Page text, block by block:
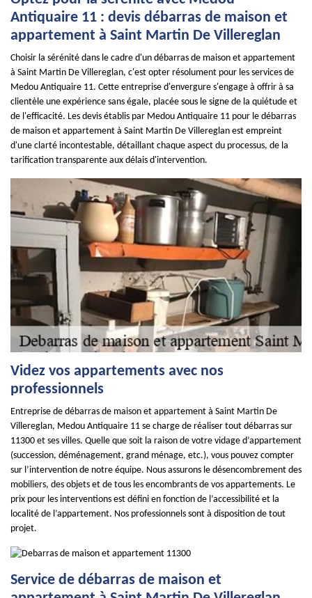
Antiquaire 11 : devis débarras de maison et
appartement à Saint Martin De Villereglan
Choisir la sérénité dans le cadre d'un débarras de maison et appartement
à Saint Martin De Villereglan, c'est opter résolument pour les services de
Medou Antiquaire 11. Cette entreprise d'envergure s'engage à offrir à sa
clientèle une expérience sans égale, placée sous le signe de la quiétude et
de l'efficacité. Les devis établis par Medou Antiquaire 11 pour le débarras
de maison et appartement à Saint Martin De Villereglan est empreint
d'une clarté incontestable, détaillant chaque aspect du processus, de la
tarification transparente aux délais d'intervention.
Videz vos appartements avec nos
professionnels
Entreprise de débarras de maison et appartement à Saint Martin De
Villereglan, Medou Antiquaire 11 se charge de réaliser tout débarras sur
11300 et ses villes. Quelle que soit la raison de votre vidage d’appartement
(succession, déménagement, grand ménage, etc.), vous pouvez compter
sur l’intervention de notre équipe. Nous assurons le désencombrement des
mobiliers, des objets et de tous les encombrants de vos appartements. Le
prix pour les interventions est défini en fonction de l’accessibilité et la
localité de l’appartement. Nos professionnels sont à disposition de tout
projet.
Service de débarras de maison et